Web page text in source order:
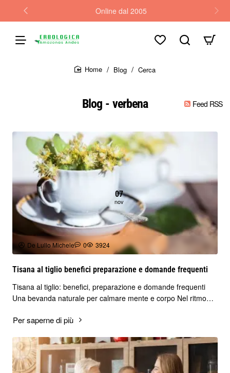
Online dal 2005
Blog - verbena Feed RSS
Blog Cerca
07
nov
De Lullo Michele 0 3924
Tisana al tiglio benefici preparazione e domande frequenti
Tisana al tiglio: benefici, preparazione e domande frequenti
Una bevanda naturale per calmare mente e corpo Nel ritmo
Per saperne di più